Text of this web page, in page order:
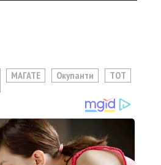
МАГАТЕ Окупанти ТОТ